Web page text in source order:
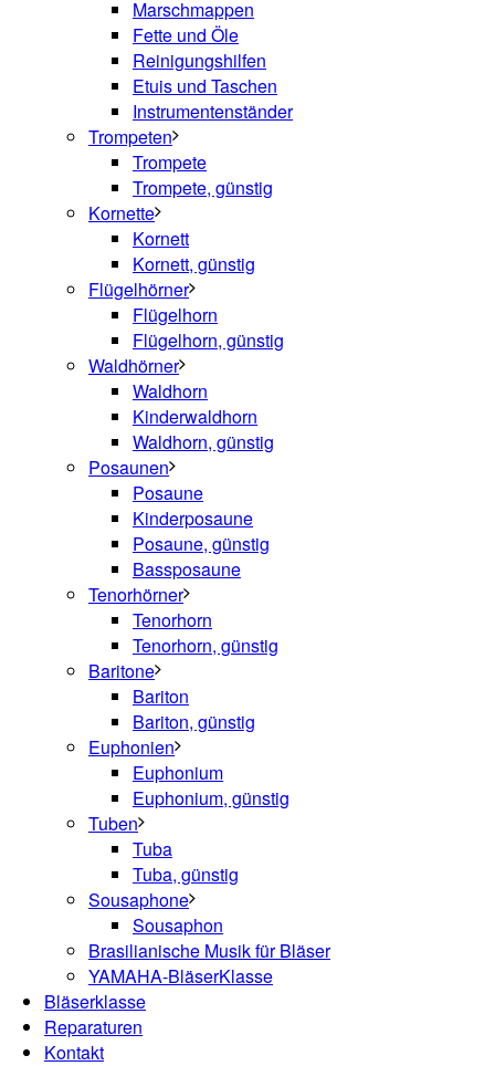
Marschmappen
Fette und Öle
Reinigungshilfen
Etuis und Taschen
Instrumentenständer
Trompeten
Trompete
Trompete, günstig
Kornette
Kornett
Kornett, günstig
Flügelhörner
Flügelhorn
Flügelhorn, günstig
Waldhörner
Waldhorn
Kinderwaldhorn
Waldhorn, günstig
Posaunen
Posaune
Kinderposaune
Posaune, günstig
Bassposaune
Tenorhörner
Tenorhorn
Tenorhorn, günstig
Baritone
Bariton
Bariton, günstig
Euphonien
Euphonium
Euphonium, günstig
Tuben
Tuba
Tuba, günstig
Sousaphone
Sousaphon
Brasilianische Musik für Bläser
YAMAHA-BläserKlasse
Bläserklasse
Reparaturen
Kontakt